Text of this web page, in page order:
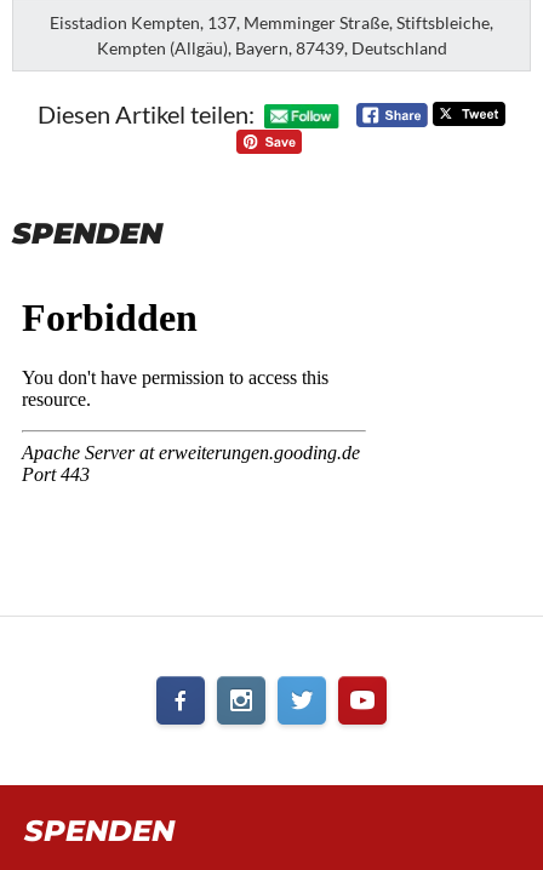
Eisstadion Kempten, 137, Memminger Straße, Stiftsbleiche,
Kempten (Allgäu), Bayern, 87439, Deutschland
Diesen Artikel teilen:
SPENDEN
SPENDEN